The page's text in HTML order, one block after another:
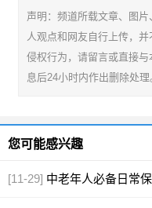
声明：频道所载文章、图
人观点和网友自行上传，
侵权行为，请留言或直接
息后24小时内作出删除处理
您可能感兴趣
[11-29] 中老年人必备日常